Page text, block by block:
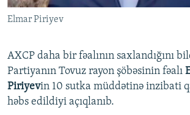
Elmar Piriyev
AXCP daha bir fəalının saxlandığını
Partiyanın Tovuz rayon şöbəsinin fəalı
Piriyevin 10 sutka müddətinə inzibati
həbs edildiyi açıqlanıb.